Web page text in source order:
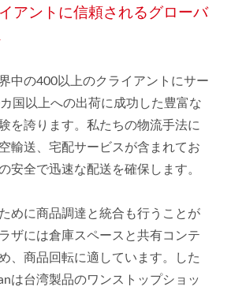
アントに信頼されるグローバ
中の400以上のクライアントにサー
国以上への出荷に成功した豊富な
を誇ります。私たちの物流手法に
輸送、宅配サービスが含まれてお
安全で迅速な配送を確保します。
めに商品調達と統合も行うことが
ザには倉庫スペースと共有コンテ
、商品回転に適しています。した
は台湾製品のワンストップショッ